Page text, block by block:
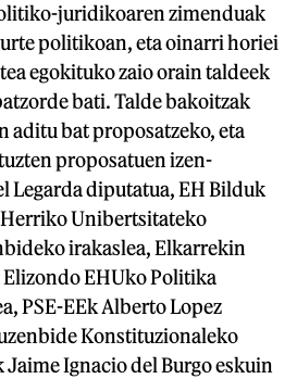
juridikoaren zimenduak
politikoan, eta oinarri horiei
egokituko zaio orain taldeek
bati. Talde bakoitzak
aditu bat proposatzeko, eta
proposatuen izen-
Legarda diputatua, EH Bilduk
Unibertsitateko
irakaslea, Elkarrekin
EHUko Politika
PSE-EEk Alberto Lopez
Konstituzionaleko
Jaime Ignacio del Burgo eskuin